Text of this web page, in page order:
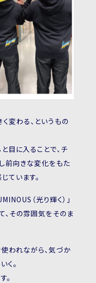
変わる、というもの
目に入ることで、チ
前向きな変化をもた
ています。
（光り輝く）」
、その雰囲気をそのま
われながら、気づか
く。
。